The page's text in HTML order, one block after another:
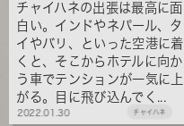
チャイハネの出張は最高に面
白い。インドやネパール、タ
イやバリ、といった空港に着
くと、そこからホテルに向か
う車でテンションが一気に上
がる。目に飛び込んでく...
2022.01.30 チャイハネ